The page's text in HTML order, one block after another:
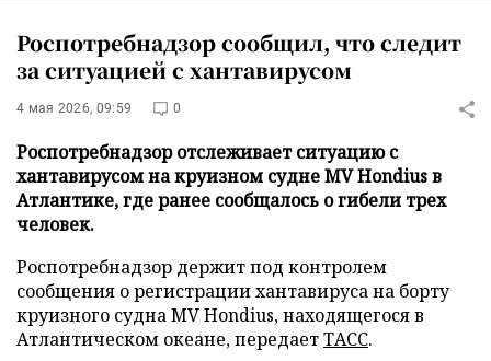
Роспотребнадзор сообщил, что следит
за ситуацией с хантавирусом
4 мая 2026, 09:59 0
Роспотребнадзор отслеживает ситуацию с
хантавирусом на круизном судне MV Hondius в
Атлантике, где ранее сообщалось о гибели трех
человек.
Роспотребнадзор держит под контролем
сообщения о регистрации хантавируса на борту
круизного судна MV Hondius, находящегося в
Атлантическом океане, передаетТАСС.